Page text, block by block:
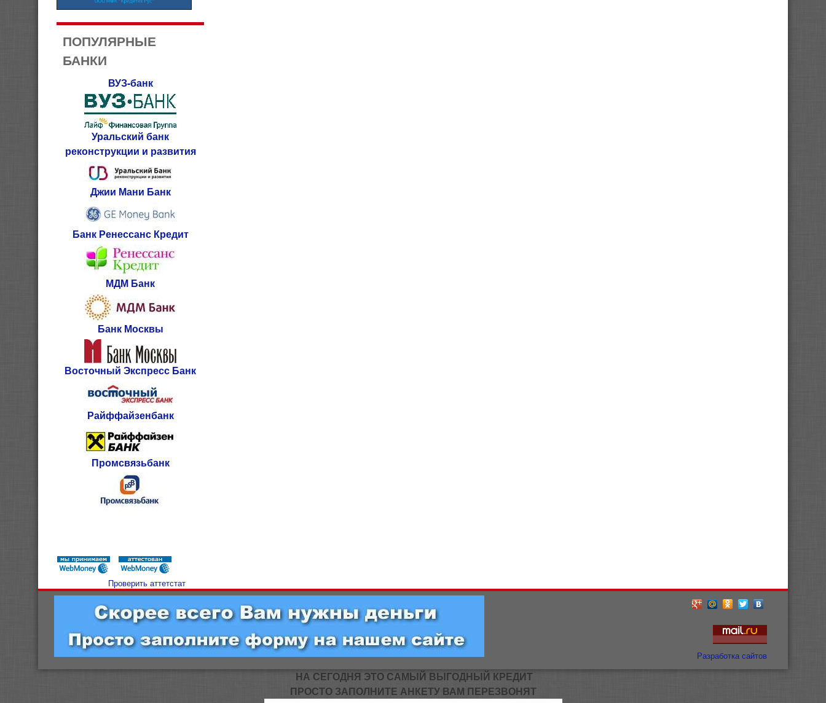
ПОПУЛЯРНЫЕ
БАНКИ
ВУЗ-банк
Уральский банк
реконструкции и развития
Джии Мани Банк
Банк Ренессанс Кредит
МДМ Банк
Банк Москвы
Восточный Экспресс Банк
Райффайзенбанк
Промсвязьбанк
Проверить аттетстат
Разработка сайтов
НА СЕГОДНЯ ЭТО САМЫЙ ВЫГОДНЫЙ КРЕДИТ
ПРОСТО ЗАПОЛНИТЕ АНКЕТУ ВАМ ПЕРЕЗВОНЯТ